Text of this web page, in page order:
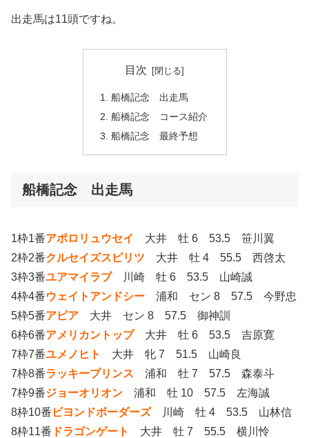
出走馬は11頭ですね。
目次
船橋記念 出走馬
船橋記念 コース紹介
船橋記念 最終予想
船橋記念 出走馬
1枠1番アポロリュウセイ
大井 牡 6 53.5 笹川翼
2枠2番クルセイズスピリツ 大井 牡 4 55.5 西啓太
3枠3番ユアマイラブ川崎 牡 6 53.5 山崎誠
4枠4番ウェイトアンドシー 浦和 セン 8 57.5 今野忠
5枠5番アピア 大井 セン 8 57.5 御神訓
6枠6番アメリカントップ大井 牡 6 53.5 吉原寛
7枠7番ユメノヒト
大井 牝 7 51.5 山崎良
7枠8番ラッキープリンス 浦和 牡 7 57.5 森泰斗
7枠9番ジョーオリオン 浦和 牡 10 57.5 左海誠
8枠10番 ビヨンドボーダーズ川崎 牡 4 53.5 山林信
8枠11番 ドラゴンゲート 大井 牡 7 55.5 横川怜